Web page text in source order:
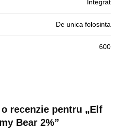
Integrat
De unica folosinta
600
recenzie pentru „Elf
Bear 2%”